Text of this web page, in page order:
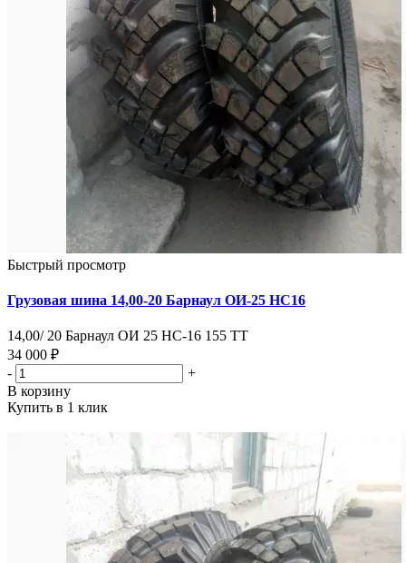
Быстрый просмотр
Грузовая шина 14,00-20 Барнаул ОИ-25 НС16
14,00/ 20 Барнаул ОИ 25 НС-16 155 ТТ
34 000 ₽
-
+
В корзину
Купить в 1 клик